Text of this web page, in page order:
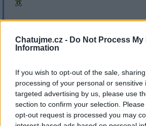
Chatujme.cz - Do Not Process My
Information
If you wish to opt-out of the sale,
processing of your personal or sensitive
targeted advertising by us, please use
section to confirm your selection.
opt-out request is processed you may
Přihlásit se a odpovědět
Yvemj | Předmět:
Covicku hezky podvecer